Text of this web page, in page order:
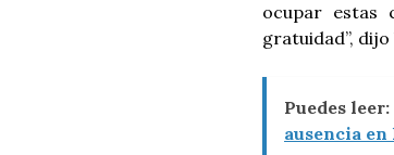
ocupar estas
gratuidad”,
Puedes leer:
ausencia en